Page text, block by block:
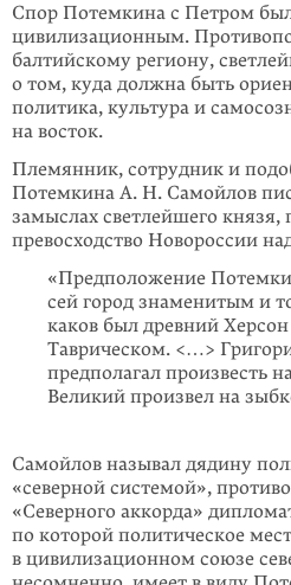
Спор Потемкина с Петром
цивилизационным.
балтийскому региону,
о том, куда должна быть
политика, культура и
на восток.
Племянник, сотрудник и
Потемкина А. Н. Самойлов
замыслах светлейшего князя,
превосходство Новороссии
«Предположение
сей город знаменитым и
каков был древний
Таврическом. <…>
предполагал произвесть
Великий произвел на
Самойлов называл дядину
«северной системой»,
«Северного аккорда»
по которой политическое
в цивилизационном союзе